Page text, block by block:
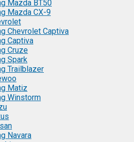
Mazda BT50
Mazda CX-9
Chevrolet Captiva
Captiva
Cruze
Spark
Trailblazer
Matiz
Winstorm
Navara